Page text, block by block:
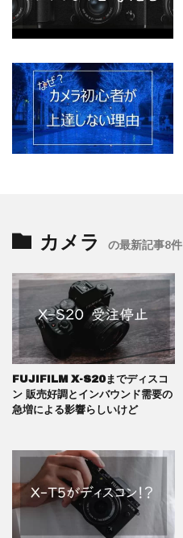
カメラ の最新記事8件
FUJIFILM X-S20までディスコ
ン 販売好調とインバウンド需要の
急増による影響らしいけど